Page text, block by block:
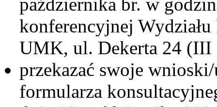
konferencyjnej
UMK, ul. Dekerta 24 (III
przekazać swoje
formularza